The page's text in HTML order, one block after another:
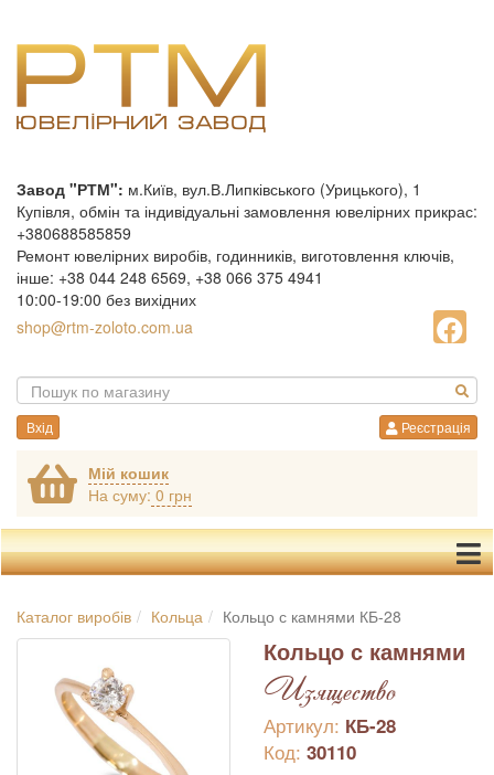
Завод "РТМ": м.Київ, вул.В.Липківського (Урицького), 1
Купівля, обмін та індивідуальні замовлення ювелірних прикрас:
+380688585859
Ремонт ювелірних виробів, годинників, виготовлення ключів,
інше: +38 044 248 6569, +38 066 375 4941
10:00-19:00 без вихідних
shop@rtm-zoloto.com.ua
Вхід Реєстрація
Мій кошик
На суму: 0 грн
Каталог виробів Кольца Кольцо с камнями КБ-28
Кольцо с камнями
Изящество
Артикул: КБ-28
Код: 30110